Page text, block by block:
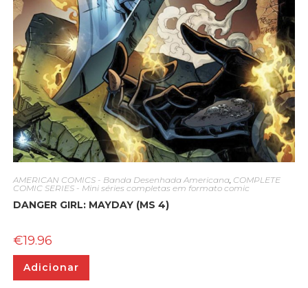
AMERICAN COMICS - Banda Desenhada Americana, COMPLETE
COMIC SERIES - Mini séries completas em formato comic
DANGER GIRL: MAYDAY (MS 4)
€19.96
Adicionar